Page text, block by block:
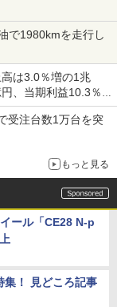
で1980kmを走行し
は3.0％増の1兆
、当期利益10.3％減
受注台数1万台を突
もっと見る
ール「CE28 N-p
集！ 見どころ記事